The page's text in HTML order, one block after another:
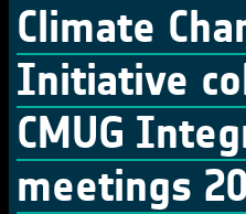
Climate
Initiative
CMUG
meetings